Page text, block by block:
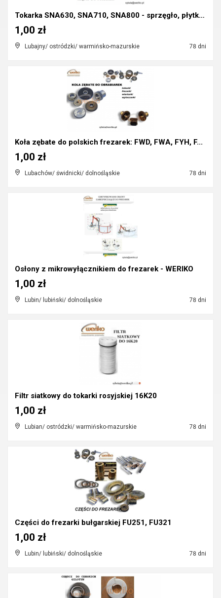
Tokarka SNA630, SNA710, SNA800 - sprzęgło, płytki ...
Lubajny/ ostródzki/ warmińsko-mazurskie 78 dni
1,00 zł
Koła zębate do polskich frezarek: FWD, FWA, FYH, F...
Lubachów/ świdnicki/ dolnośląskie 78 dni
1,00 zł
Osłony z mikrowyłącznikiem do frezarek - WERIKO
Lubin/ lubiński/ dolnośląskie 78 dni
1,00 zł
Filtr siatkowy do tokarki rosyjskiej 16K20
Lubian/ ostródzki/ warmińsko-mazurskie 78 dni
1,00 zł
Części do frezarki bułgarskiej FU251, FU321
Lubin/ lubiński/ dolnośląskie 78 dni
1,00 zł